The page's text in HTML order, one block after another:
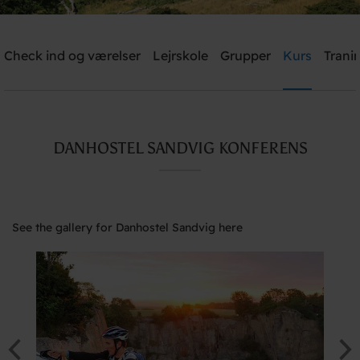
Need help? Ring: +45 5648 0980
Check ind og værelser Lejrskole Grupper Kurs
DANHOSTEL SANDVIG KONFERENS
See the gallery for Danhostel Sandvig here